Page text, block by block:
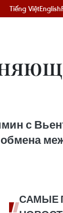
Tiếng ViệtEnglish
с
обмена
САМЫЕ